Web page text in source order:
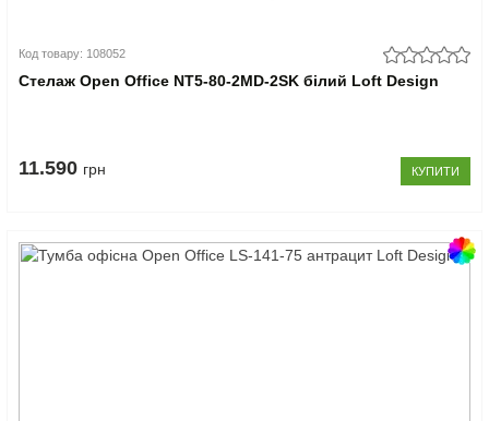
Код товару: 108052
Стелаж Open Office NT5-80-2MD-2SK білий Loft Design
11.590 грн КУПИТИ